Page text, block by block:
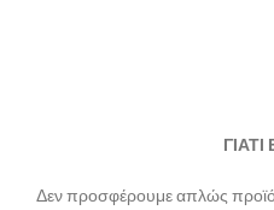
ΓΙΑΤΙ
Δεν προσφέρουμε απλώς